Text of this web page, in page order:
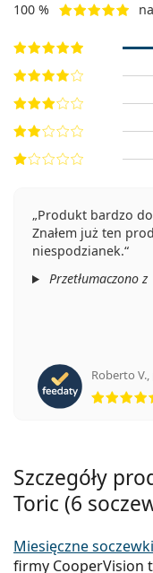
100 %
Produkt bardzo
Znałem już ten
niespodzianek.
Przetłumaczono z
Roberto V.,
Szczegóły
Toric (6
Miesięczne
firmy CooperVision